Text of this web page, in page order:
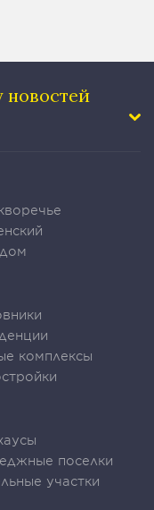
новостей
комплексы
поселки
участки